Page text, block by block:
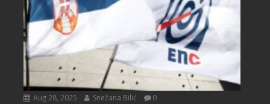
Aug 28, 2025 Snežana Bilić 0